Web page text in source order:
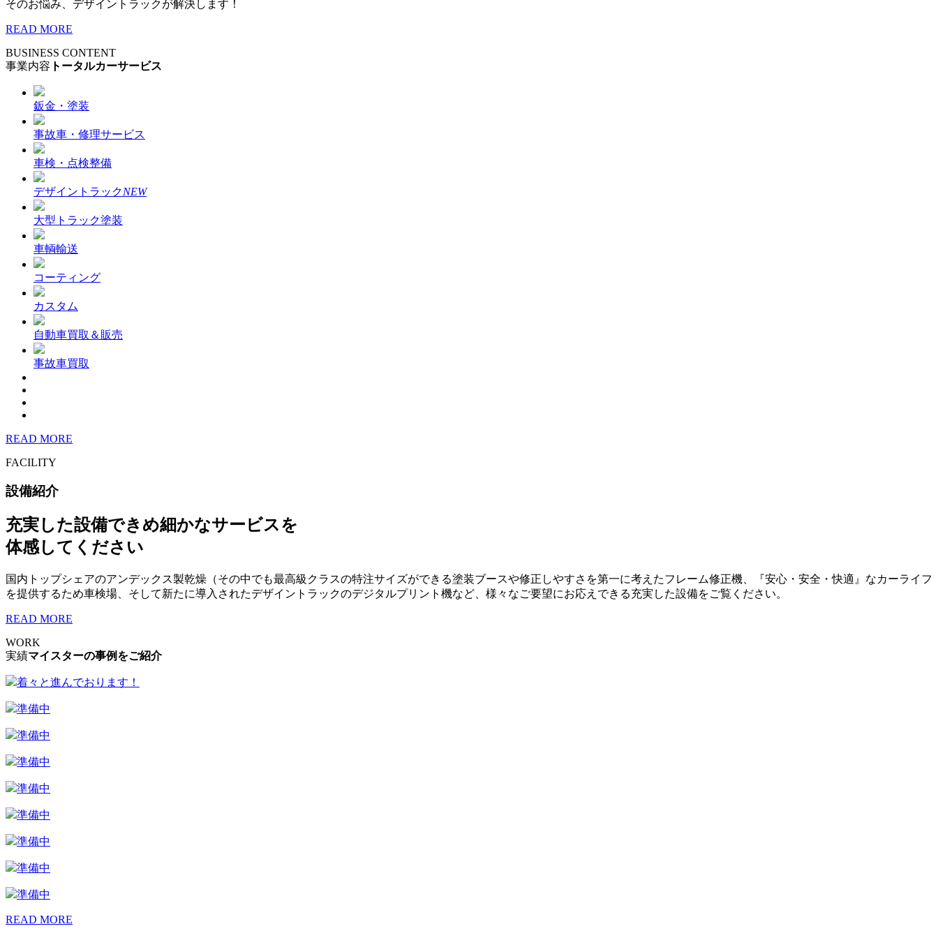
そのお悩み、デザイントラックが解決します！
READ MORE
BUSINESS CONTENT
事業内容 トータルカーサービス
鈑金・塗装
事故車・修理サービス
車検・点検整備
デザイントラックNEW
大型トラック塗装
車輌輸送
コーティング
カスタム
自動車買取＆販売
事故車買取
READ MORE
FACILITY
設備紹介
充実した設備できめ細かなサービスを
体感してください
国内トップシェアのアンデックス製乾燥（その中でも最高級クラスの特注サイズができる塗装ブースや修正しやすさを第一に考えたフレーム修正機、『安心・安全・快適』なカーライフ
を提供するため車検場、そして新たに導入されたデザイントラックのデジタルプリント機など、様々なご要望にお応えできる充実した設備をご覧ください。
READ MORE
WORK
実績マイスターの事例をご紹介
着々と進んでおります！
準備中
準備中
準備中
準備中
準備中
準備中
準備中
準備中
READ MORE